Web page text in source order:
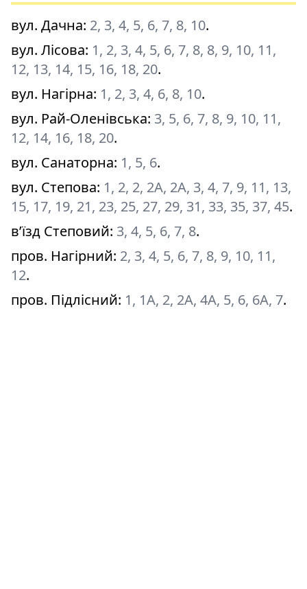
вул. Дачна: 2, 3, 4, 5, 6, 7, 8, 10.
вул. Лісова: 1, 2, 3, 4, 5, 6, 7, 8, 8, 9, 10, 11,
12, 13, 14, 15, 16, 18, 20.
вул. Нагірна: 1, 2, 3, 4, 6, 8, 10.
вул. Рай-Оленівська: 3, 5, 6, 7, 8, 9, 10, 11,
12, 14, 16, 18, 20.
вул. Санаторна: 1, 5, 6.
вул. Степова: 1, 2, 2, 2A, 2A, 3, 4, 7, 9, 11, 13,
15, 17, 19, 21, 23, 25, 27, 29, 31, 33, 35, 37, 45.
в’їзд Степовий: 3, 4, 5, 6, 7, 8.
пров. Нагірний: 2, 3, 4, 5, 6, 7, 8, 9, 10, 11,
12.
пров. Підлісний: 1, 1А, 2, 2А, 4А, 5, 6, 6А, 7.